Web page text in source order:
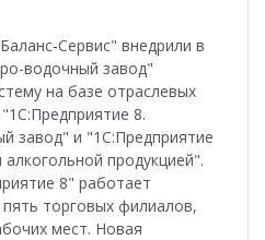
Сервис" внедрили в
водочный завод"
на базе отраслевых
8.
завод" и "1С:Предприятие
продукцией".
8" работает
торговых филиалов,
мест. Новая